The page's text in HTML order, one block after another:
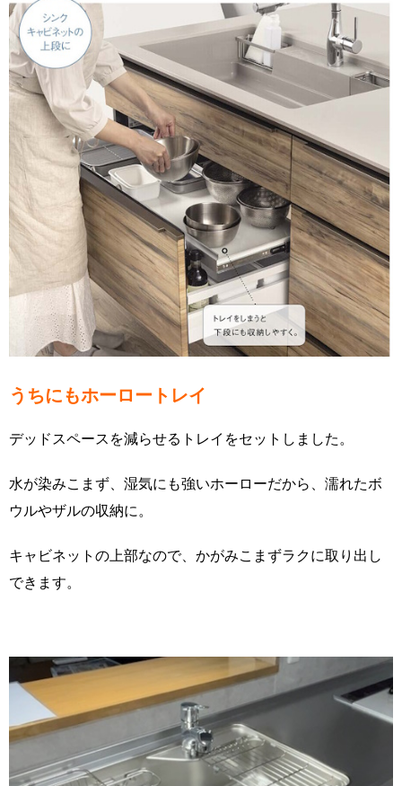
うちにもホーロートレイ
デッドスペースを減らせるトレイをセットしました。
水が染みこまず、湿気にも強いホーローだから、濡れたボ
ウルやザルの収納に。
キャビネットの上部なので、かがみこまずラクに取り出し
できます。